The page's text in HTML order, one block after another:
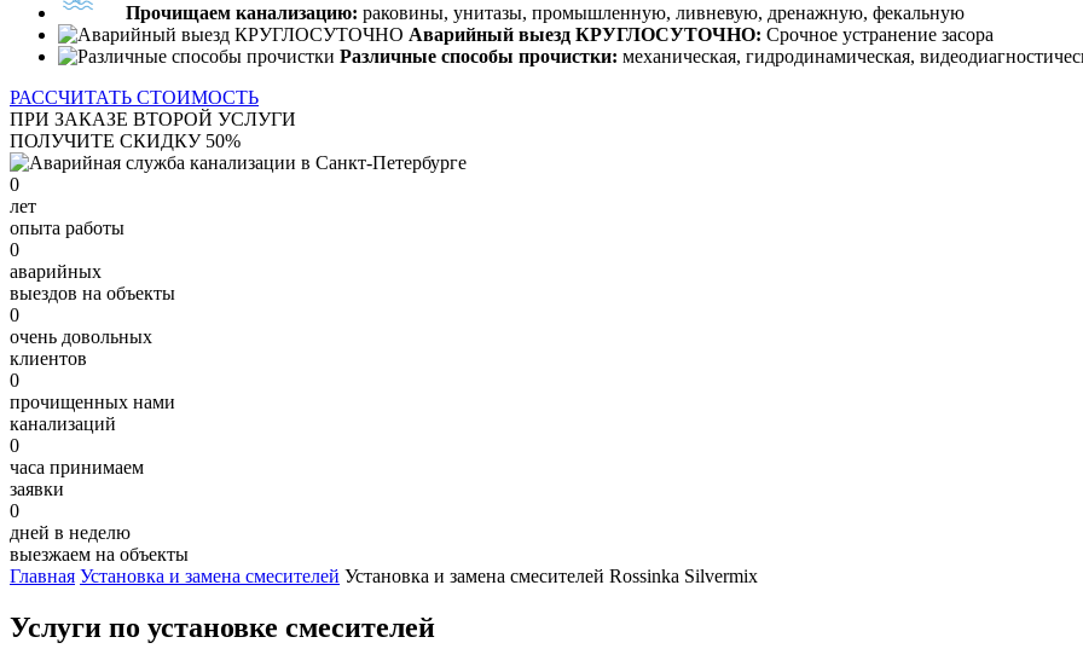
Прочищаем канализацию: раковины, унитазы, промышленную, ливневую, дренажную, фекальную
Аварийный выезд КРУГЛОСУТОЧНО: Срочное устранение засора
Различные способы прочистки: механическая, гидродинамическая,
РАССЧИТАТЬ СТОИМОСТЬ
ПРИ ЗАКАЗЕ ВТОРОЙ УСЛУГИ
ПОЛУЧИТЕ СКИДКУ 50%
0
лет
опыта работы
0
аварийных
выездов на объекты
0
очень довольных
клиентов
0
прочищенных нами
канализаций
0
часа принимаем
заявки
0
дней в неделю
выезжаем на объекты
Главная Установка и замена смесителей Установка и замена смесителей Rossinka Silvermix
Услуги по установке смесителей